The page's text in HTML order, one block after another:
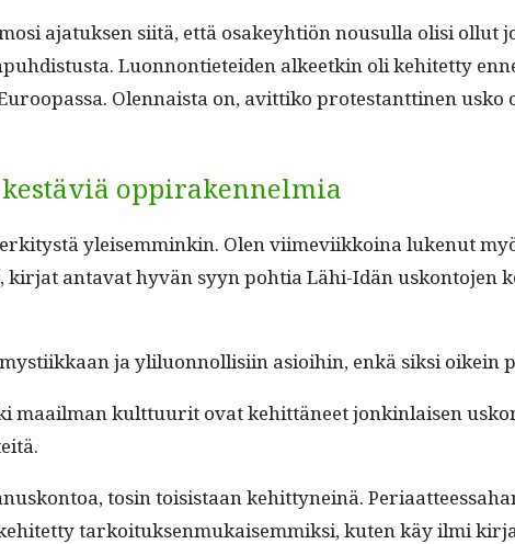
ajatuk­sen siitä, että osakey­htiön nousul­la olisi ollut
Luon­non­ti­etei­den alkeetkin oli kehitet­ty
Olen­naista on, avit­tiko protes­tant­ti­nen
oppirakennelmia
yleisem­minkin. Olen viimevi­ikkoina lukenut
anta­vat hyvän syyn pohtia Lähi-Idän uskon­to­jen
ja ylilu­on­nol­lisi­in asioi­hin, enkä sik­si oikein
maail­man kult­tuu­rit ovat kehit­täneet jonkin­laisen
tosin toi­sis­taan kehit­tyneinä.
tarkoituk­sen­mukaisem­mik­si, kuten käy ilmi